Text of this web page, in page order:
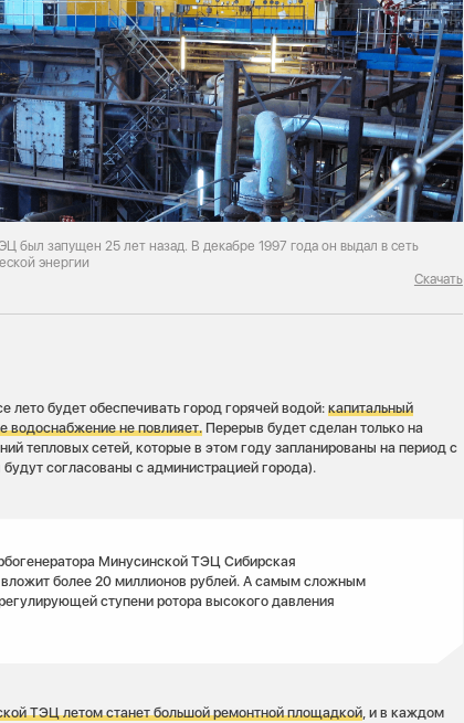
был запущен 25 лет назад. В декабре 1997 года он выдал в сеть
энергии
Скачать
будет обеспечивать город горячей водой:капитальный
водоснабжение не повлияет. Перерыв будет сделан только на
тепловых сетей, которые в этом году запланированы на период с
согласованы с администрацией города).
Минусинской ТЭЦ Сибирская
более 20 миллионов рублей. А самым сложным
ступени ротора высокого давления
ТЭЦ летом станет большой ремонтной площадкой, и в каждом